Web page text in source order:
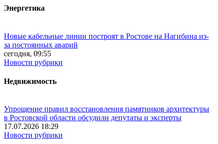
Энергетика
Новые кабельные линии построят в Ростове на Нагибина из-
за постоянных аварий
сегодня, 09:55
Новости рубрики
Недвижимость
Упрощение правил восстановления памятников архитектуры
в Ростовской области обсудили депутаты и эксперты
17.07.2026 18:29
Новости рубрики